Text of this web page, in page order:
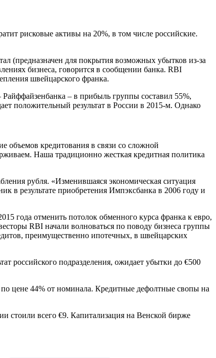
рисковые активы на 20%, в том числе российские.
(предназначен для покрытия возможных убытков из-за
бизнеса, говорится в сообщении банка. RBI
швейцарского франка.
– в прибыль группы составил 55%,
положительный результат в России в 2015-м. Однако
кредитования в связи со сложной
Наша традиционно жесткая кредитная политика
рубля. «Изменившаяся экономическая ситуация
в результате приобретения Импэксбанка в 2006 году и
года отменить потолок обменного курса франка к евро,
RBI начали волноваться по поводу бизнеса группы
преимущественно ипотечных, в швейцарских
российского подразделения, ожидает убытки до €500
цене 44% от номинала. Кредитные дефолтные свопы на
стоили всего €9. Капитализация на Венской бирже